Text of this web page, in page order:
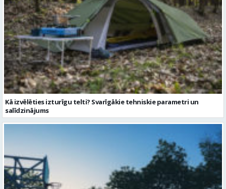
Kā izvēlēties izturīgu telti? Svarīgākie tehniskie parametri un
salīdzinājums